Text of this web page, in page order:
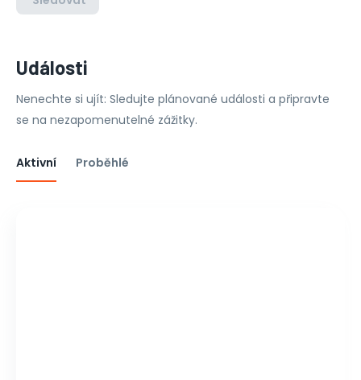
Události
Nenechte si ujít: Sledujte plánované události a připravte
se na nezapomenutelné zážitky.
Aktivní Proběhlé